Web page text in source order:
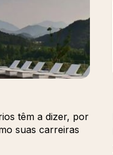
têm a dizer, por
suas carreiras